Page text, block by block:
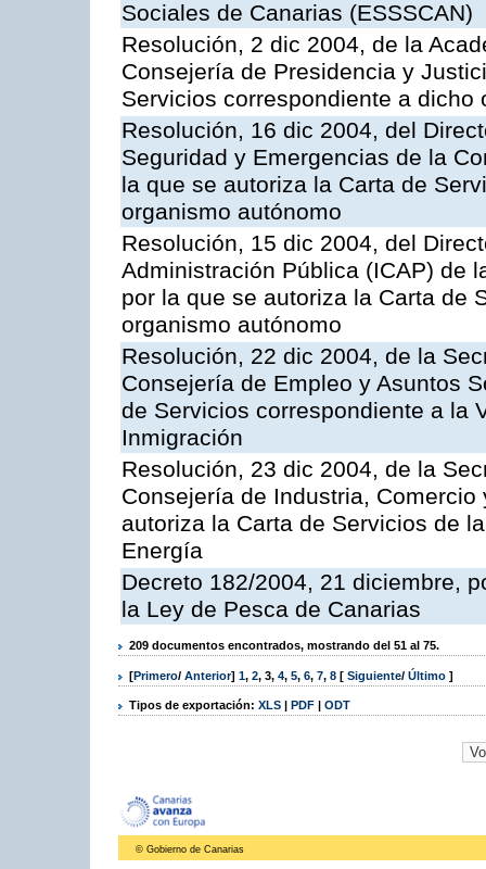
Sociales de Canarias (ESSSCAN)
Resolución, 2 dic 2004, de la
Consejería de Presidencia y
Servicios correspondiente a dicho
Resolución, 16 dic 2004, del
Seguridad y Emergencias de la
la que se autoriza la Carta de
organismo autónomo
Resolución, 15 dic 2004, del
Administración Pública (ICAP) de
por la que se autoriza la Carta de
organismo autónomo
Resolución, 22 dic 2004, de la
Consejería de Empleo y Asuntos
de Servicios correspondiente a la
Inmigración
Resolución, 23 dic 2004, de la
Consejería de Industria,
autoriza la Carta de Servicios de
Energía
Decreto 182/2004, 21 diciembre,
la Ley de Pesca de Canarias
209 documentos encontrados, mostrando del 51 al 75.
[Primero/ Anterior] 1, 2, 3, 4, 5, 6, 7, 8 [ Siguiente/ Último ]
Tipos de exportación: XLS | PDF | ODT
© Gobierno de Canarias